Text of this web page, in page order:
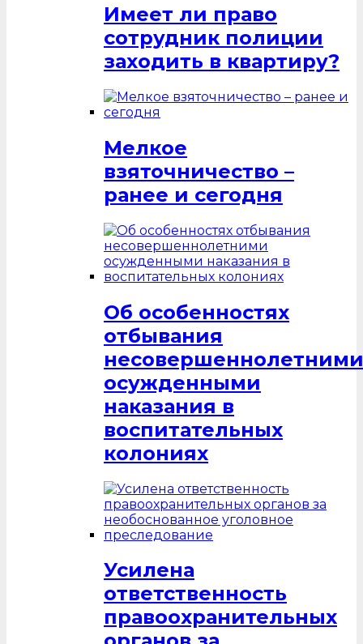
Имеет ли право
сотрудник полиции
заходить в квартиру?
Мелкое
взяточничество –
ранее и сегодня
Об особенностях
отбывания
несовершеннолетними
осужденными
наказания в
воспитательных
колониях
Усилена
ответственность
правоохранительных